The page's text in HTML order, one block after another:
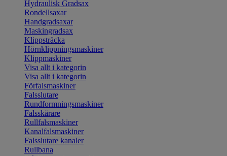
Hydraulisk Gradsax
Rondellsaxar
Handgradsaxar
Maskingradsax
Klippsträcka
Hörnklippningsmaskiner
Klippmaskiner
Visa allt i kategorin
Visa allt i kategorin
Förfalsmaskiner
Falsslutare
Rundformningsmaskiner
Falsskärare
Rullfalsmaskiner
Kanalfalsmaskiner
Falsslutare kanaler
Rullbana